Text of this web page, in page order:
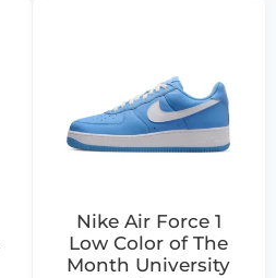
Nike Air Force 1
Low Color of The
Month University